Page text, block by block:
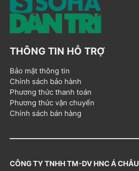
THÔNG TIN HỖ TRỢ
Bảo mật thông tin
Chính sách bảo hành
Phương thức thanh toán
Phương thức vận chuyển
Chính sách bán hàng
CÔNG TY TNHH TM-DV HNC Á CHÂU